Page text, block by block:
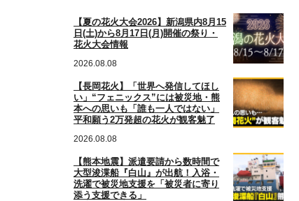
【夏の花火大会2026】新潟県内8月15
日(土)から8月17日(月)開催の祭り・
花火大会情報
2026.08.08
【長岡花火】「世界へ発信してほし
い」“フェニックス”には被災地・熊
本への思いも「誰も一人ではない」
平和願う2万発超の花火が観客魅了
2026.08.08
【熊本地震】派遣要請から数時間で
大型浚渫船『白山』が出航！入浴・
洗濯で被災地支援を「被災者に寄り
添う支援できる」